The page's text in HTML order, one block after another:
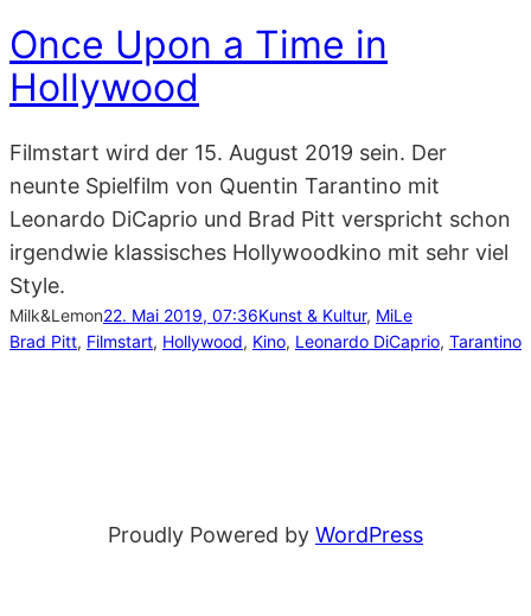
Once Upon a Time in
Hollywood
Filmstart wird der 15. August 2019 sein. Der
neunte Spielfilm von Quentin Tarantino mit
Leonardo DiCaprio und Brad Pitt verspricht schon
irgendwie klassisches Hollywoodkino mit sehr viel
Style.
Milk&Lemon22. Mai 2019, 07:36Kunst & Kultur, MiLe
Brad Pitt, Filmstart, Hollywood, Kino, Leonardo DiCaprio, Tarantino
Proudly Powered by WordPress